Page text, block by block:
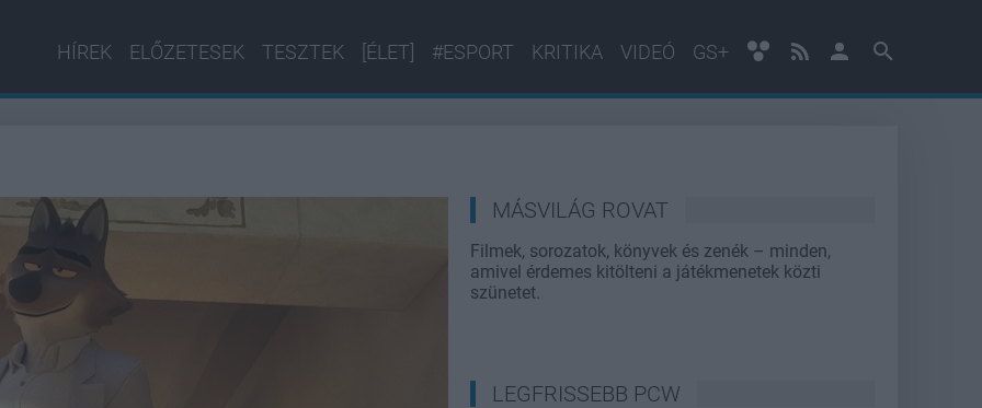
HÍREK ELŐZETESEK TESZTEK [ÉLET] #ESPORT KRITIKA VIDEÓ GS+
MÁSVILÁG ROVAT
Filmek, sorozatok, könyvek és zenék – minden,
amivel érdemes kitölteni a játékmenetek közti
szünetet.
LEGFRISSEBB PCW